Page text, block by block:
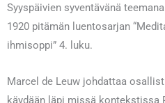
Syyspäivien syventävänä
1920 pitämän luentosarjan
ihmisoppi” 4. luku.
Marcel de Leuw johdattaa
käydään läpi missä kontekstissa